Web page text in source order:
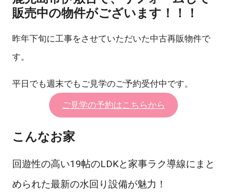
販売中の物件がございます！！！
昨年下旬に工事をさせていただいた中古再販物件で
す。
平日でも週末でもご見学のご予約受付中です。
ご見学の予約はこちらから
こんなお家
回遊性の高い19帖のLDKと家事ラク導線にまと
められた最新の水回り設備が魅力！